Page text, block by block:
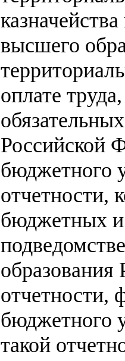
высшего
оплате
Российской
бюджетного
отчетности,
бюджетных
образования
отчетности,
бюджетного
такой